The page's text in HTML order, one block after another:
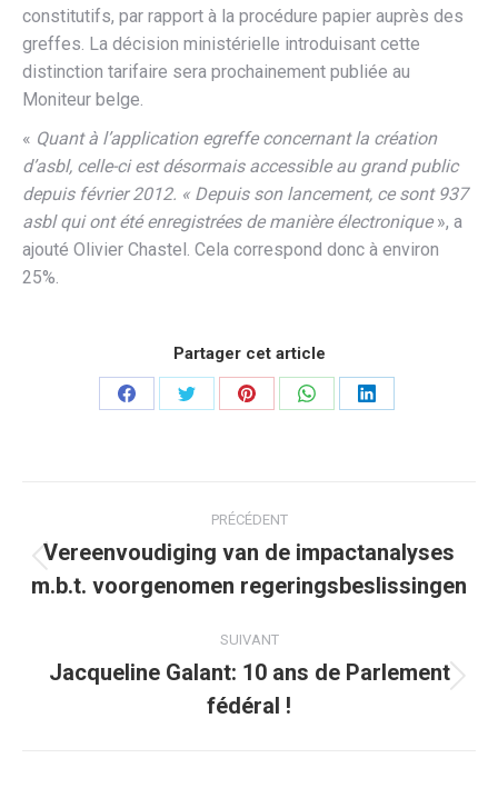
constitutifs, par rapport à la procédure papier auprès des
greffes. La décision ministérielle introduisant cette
distinction tarifaire sera prochainement publiée au
Moniteur belge.
« Quant à l’application egreffe concernant la création
d’asbl, celle-ci est désormais accessible au grand public
depuis février 2012. « Depuis son lancement, ce sont 937
asbl qui ont été enregistrées de manière électronique », a
ajouté Olivier Chastel. Cela correspond donc à environ
25%.
Partager cet article
PartagerPartagerPartagerPartagerPartager
article
PRÉCÉDENT
précédent
Vereenvoudiging van de impactanalyses
m.b.t. voorgenomen regeringsbeslissingen
SUIVANT
suivant
Jacqueline Galant: 10 ans de Parlement
fédéral !